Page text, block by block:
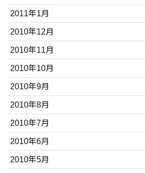
2011年1月
2010年12月
2010年11月
2010年10月
2010年9月
2010年8月
2010年7月
2010年6月
2010年5月